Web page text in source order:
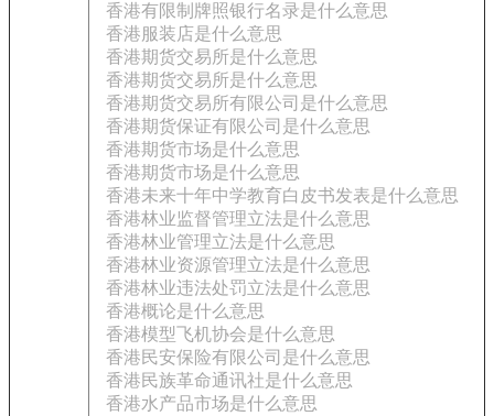
香港有限制牌照银行名录是什么意思
香港服装店是什么意思
香港期货交易所是什么意思
香港期货交易所是什么意思
香港期货交易所有限公司是什么意思
香港期货保证有限公司是什么意思
香港期货市场是什么意思
香港期货市场是什么意思
香港未来十年中学教育白皮书发表是什么意思
香港林业监督管理立法是什么意思
香港林业管理立法是什么意思
香港林业资源管理立法是什么意思
香港林业违法处罚立法是什么意思
香港概论是什么意思
香港模型飞机协会是什么意思
香港民安保险有限公司是什么意思
香港民族革命通讯社是什么意思
香港水产品市场是什么意思